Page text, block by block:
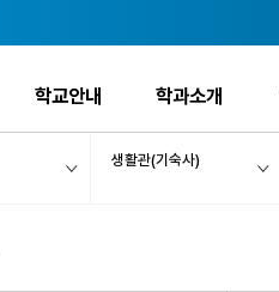
학교안내 학과소개
생활관(기숙사)